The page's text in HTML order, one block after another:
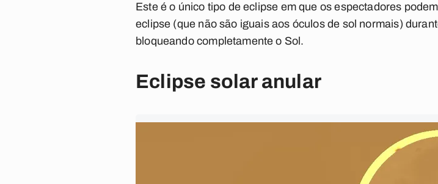
Este é o único tipo de eclipse em que os espectadores
eclipse (que não são iguais aos óculos de sol normais)
bloqueando completamente o Sol.
Eclipse solar anular